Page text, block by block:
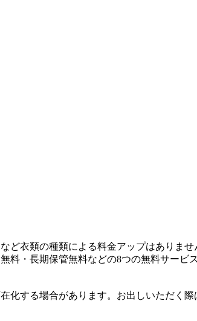
ど衣類の種類による料金アップはありませ
料・長期保管無料などの8つの無料サービ
化する場合があります。お出しいただく